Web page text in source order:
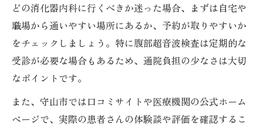
どの消化器内科に行くべきか迷った場合、まずは自宅や
職場から通いやすい場所にあるか、予約が取りやすいか
をチェックしましょう。特に腹部超音波検査は定期的な
受診が必要な場合もあるため、通院負担の少なさは大切
なポイントです。
また、守山市では口コミサイトや医療機関の公式ホーム
ページで、実際の患者さんの体験談や評価を確認するこ